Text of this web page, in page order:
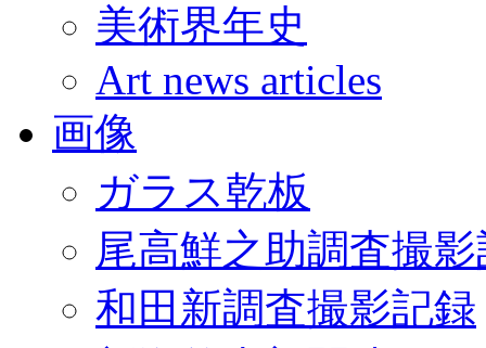
美術界年史
Art news articles
画像
ガラス乾板
尾高鮮之助調査撮
和田新調査撮影記録